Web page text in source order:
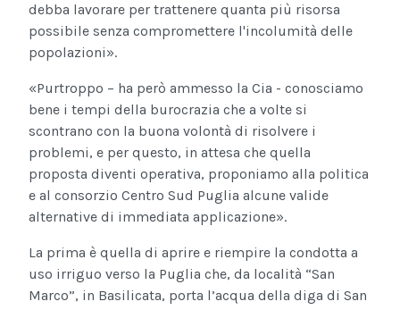
debba lavorare per trattenere quanta più risorsa
possibile senza compromettere l'incolumità delle
popolazioni».
«Purtroppo – ha però ammesso la Cia - conosciamo
bene i tempi della burocrazia che a volte si
scontrano con la buona volontà di risolvere i
problemi, e per questo, in attesa che quella
proposta diventi operativa, proponiamo alla politica
e al consorzio Centro Sud Puglia alcune valide
alternative di immediata applicazione».
La prima è quella di aprire e riempire la condotta a
uso irriguo verso la Puglia che, da località “San
Marco”, in Basilicata, porta l’acqua della diga di San